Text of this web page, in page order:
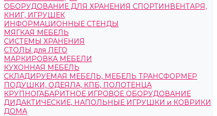
ОБОРУДОВАНИЕ ДЛЯ ХРАНЕНИЯ СПОРТИНВЕНТАРЯ,
КНИГ, ИГРУШЕК
ИНФОРМАЦИОННЫЕ СТЕНДЫ
МЯГКАЯ МЕБЕЛЬ
СИСТЕМЫ ХРАНЕНИЯ
СТОЛЫ для ЛЕГО
МАРКИРОВКА МЕБЕЛИ
КУХОННАЯ МЕБЕЛЬ
СКЛАДИРУЕМАЯ МЕБЕЛЬ, МЕБЕЛЬ ТРАНСФОРМЕР
ПОДУШКИ, ОДЕЯЛА, КПБ, ПОЛОТЕНЦА
КРУПНОГАБАРИТНОЕ ИГРОВОЕ ОБОРУДОВАНИЕ
ДИДАКТИЧЕСКИЕ, НАПОЛЬНЫЕ ИГРУШКИ и КОВРИКИ
ДОМА